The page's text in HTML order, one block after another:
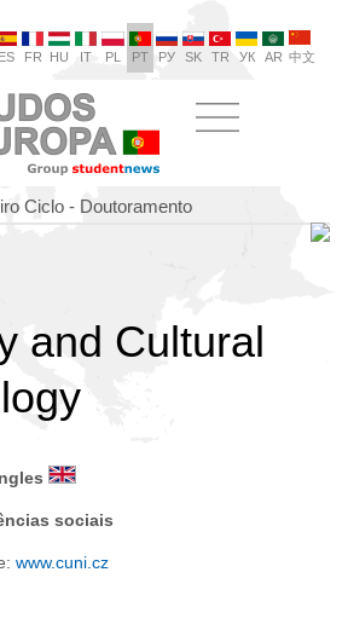
ES FR HU IT PL PT РУ SK TR УК AR 中文
Ciclo - Doutoramento
and Cultural
sociais
www.cuni.cz